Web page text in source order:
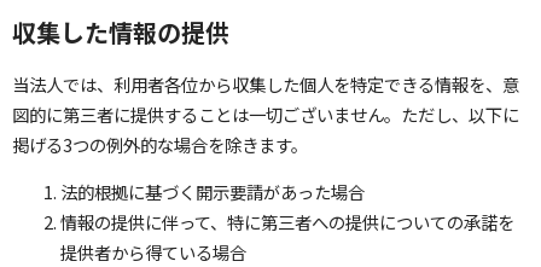
収集した情報の提供
当法人では、利用者各位から収集した個人を特定できる情報を、意
図的に第三者に提供することは一切ございません。ただし、以下に
掲げる3つの例外的な場合を除きます。
法的根拠に基づく開示要請があった場合
情報の提供に伴って、特に第三者への提供についての承諾を
提供者から得ている場合